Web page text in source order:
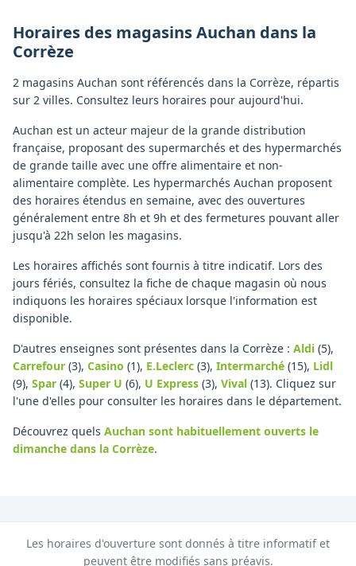
Horaires des magasinsAuchan dans la
Corrèze
2 magasins Auchan sont référencés dans la Corrèze, répartis
sur 2 villes. Consultez leurs horaires pour aujourd'hui.
Auchan est un acteur majeur de la grande distribution
française, proposant des supermarchés et des hypermarchés
de grande taille avec une offre alimentaire et non-
alimentaire complète. Les hypermarchés Auchan proposent
des horaires étendus en semaine, avec des ouvertures
généralement entre 8h et 9h et des fermetures pouvant aller
jusqu'à 22h selon les magasins.
Les horaires affichés sont fournis à titre indicatif. Lors des
jours fériés, consultez la fiche de chaque magasin où nous
indiquons les horaires spéciaux lorsque l'information est
disponible.
D'autres enseignes sont présentes dans la Corrèze : Aldi (5),
Carrefour (3), Casino (1), E.Leclerc (3), Intermarché (15), Lidl
(9), Spar (4), Super U (6), U Express (3), Vival (13). Cliquez sur
l'une d'elles pour consulter les horaires dans le département.
Découvrez quels Auchan sont habituellement ouverts le
dimanche dans la Corrèze.
Les horaires d'ouverture sont donnés à titre informatif et
peuvent être modifiés sans préavis.